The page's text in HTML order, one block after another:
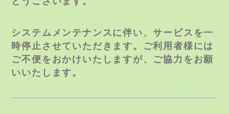
システムメンテナンスに伴い、サービスを一
時停止させていただきます。ご利用者様には
ご不便をおかけいたしますが、ご協力をお願
いいたします。